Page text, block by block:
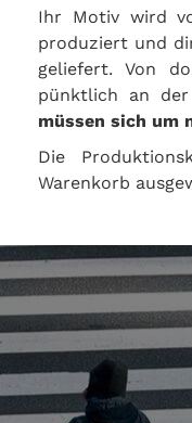
Ihr Motiv wird
produziert und
geliefert. Von
pünktlich an
müssen sich um
Die
Warenkorb